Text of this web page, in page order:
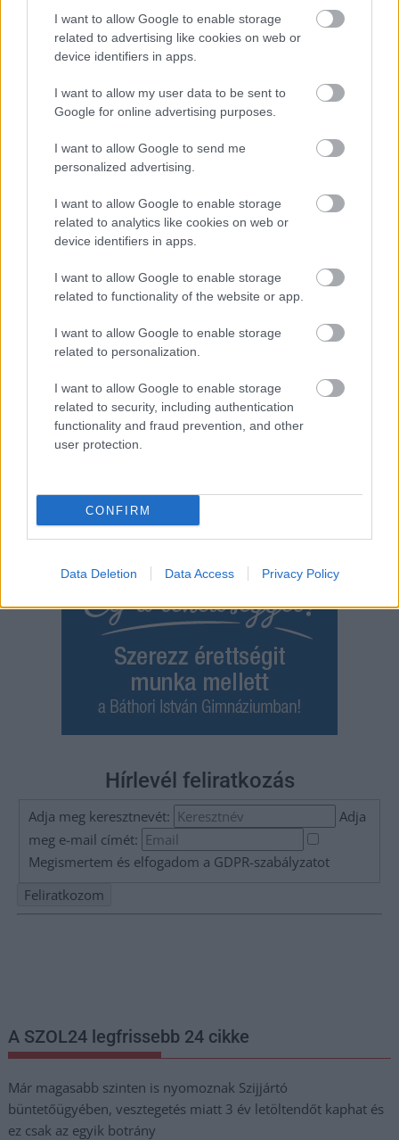
I want to allow Google to enable storage
related to advertising like cookies on web or
device identifiers in apps.
I want to allow my user data to be sent to
Google for online advertising purposes.
I want to allow Google to send me
personalized advertising.
I want to allow Google to enable storage
related to analytics like cookies on web or
device identifiers in apps.
I want to allow Google to enable storage
related to functionality of the website or app.
I want to allow Google to enable storage
related to personalization.
I want to allow Google to enable storage
related to security, including authentication
functionality and fraud prevention, and other
user protection.
CONFIRM
Data Deletion Data Access Privacy Policy
Ne feledjük: szerdától jönnek a lezárások az
M4-es autópálya építése miatt
Szerdán és csütörtökön
számítani az autópálya
keresztező közutak
különböző
TOVÁBB OLVASOM
Szolnok megye, Kenderes ,kisújszállás,közút ,lezárások szerda,
törökszentmiklós
Bejegyzés
navigáció
Régebbi bejegyzések
Hírlevél feliratkozás
Adja meg keresztnevét:
Adja
meg e-mail címét:
Megismertem és elfogadom a GDPR-szabályzatot
A SZOL24 legfrissebb 24 cikke
Már magasabb szinten is nyomoznak Szijjártó
büntetőügyében, vesztegetés miatt 3 év letöltendőt kaphat és
ez csak az egyik botrány